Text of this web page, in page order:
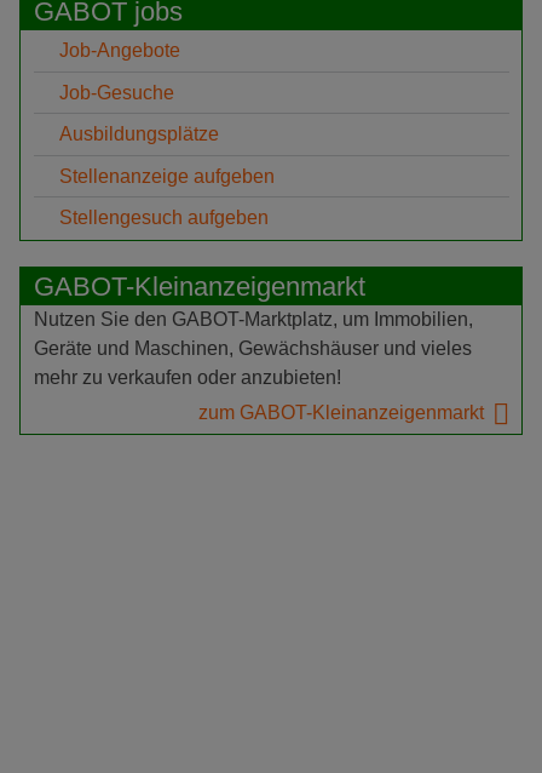
GABOT jobs
Job-Angebote
Job-Gesuche
Ausbildungsplätze
Stellenanzeige aufgeben
Stellengesuch aufgeben
GABOT-Kleinanzeigenmarkt
Nutzen Sie den GABOT-Marktplatz, um Immobilien,
Geräte und Maschinen, Gewächshäuser und vieles
mehr zu verkaufen oder anzubieten!
zum GABOT-Kleinanzeigenmarkt